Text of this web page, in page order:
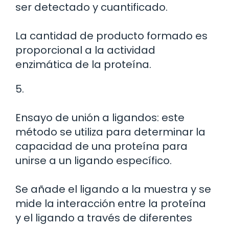
ser detectado y cuantificado.
La cantidad de producto formado es
proporcional a la actividad
enzimática de la proteína.
5.
Ensayo de unión a ligandos: este
método se utiliza para determinar la
capacidad de una proteína para
unirse a un ligando específico.
Se añade el ligando a la muestra y se
mide la interacción entre la proteína
y el ligando a través de diferentes